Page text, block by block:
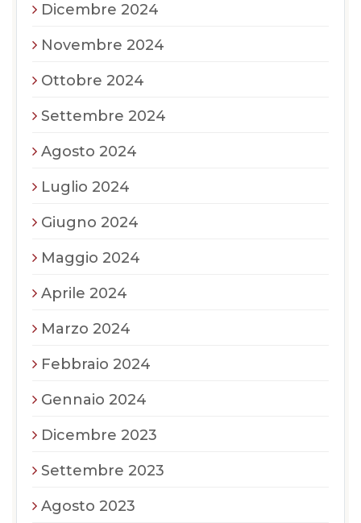
Dicembre 2024
Novembre 2024
Ottobre 2024
Settembre 2024
Agosto 2024
Luglio 2024
Giugno 2024
Maggio 2024
Aprile 2024
Marzo 2024
Febbraio 2024
Gennaio 2024
Dicembre 2023
Settembre 2023
Agosto 2023